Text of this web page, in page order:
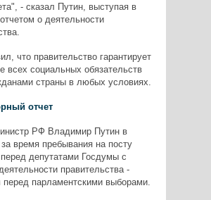
- сказал Путин, выступая в
о деятельности
что правительство гарантирует
всех социальных обязательств
страны в любых условиях.
отчет
РФ Владимир Путин в
за время пребывания на посту
депутатами Госдумы с
правительства -
перед парламентскими выборами.